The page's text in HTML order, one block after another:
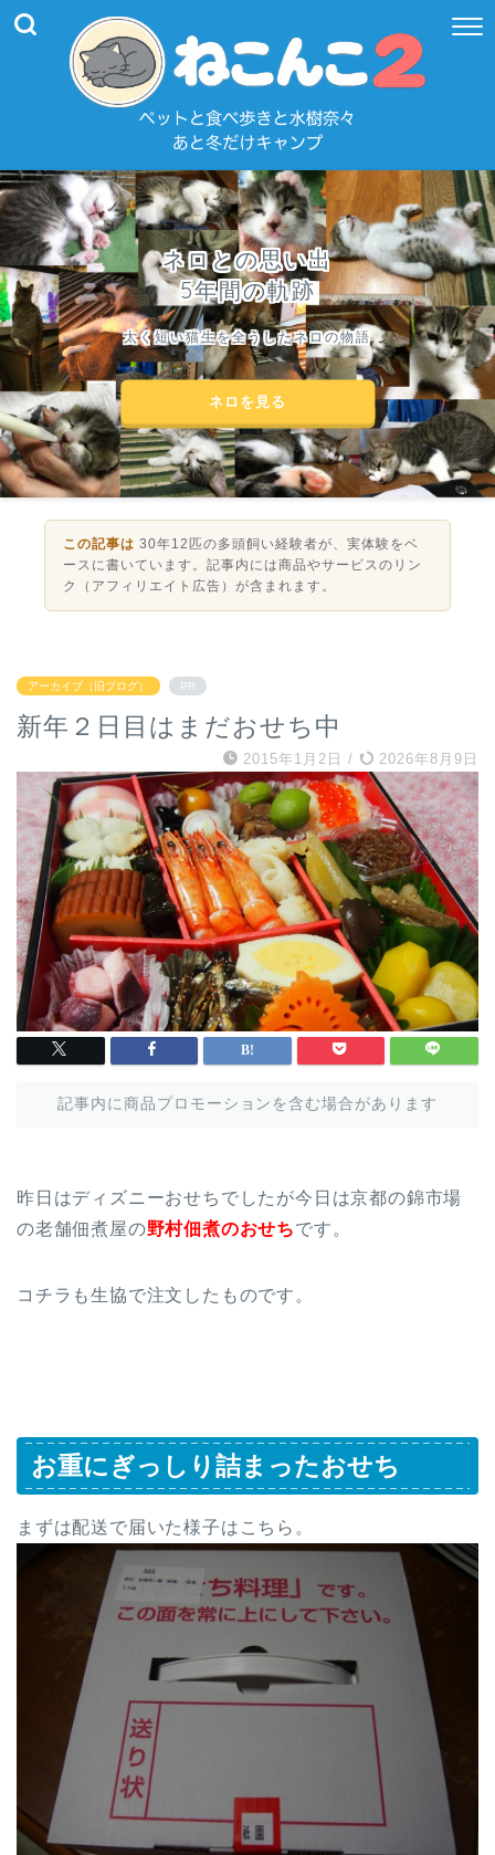
ネロとの思い出
5年間の軌跡
太く短い猫生を全うしたネロの物語
ネロを見る
この記事は 30年12匹の多頭飼い経験者が、実体験をベ
ースに書いています。記事内には商品やサービスのリン
ク（アフィリエイト広告）が含まれます。
アーカイブ（旧ブログ） PR
新年２日目はまだおせち中
2015年1月2日 / 2026年8月9日
記事内に商品プロモーションを含む場合があります
昨日はディズニーおせちでしたが今日は京都の錦市場
の老舗佃煮屋の野村佃煮のおせちです。
コチラも生協で注文したものです。
お重にぎっしり詰まったおせち
まずは配送で届いた様子はこちら。